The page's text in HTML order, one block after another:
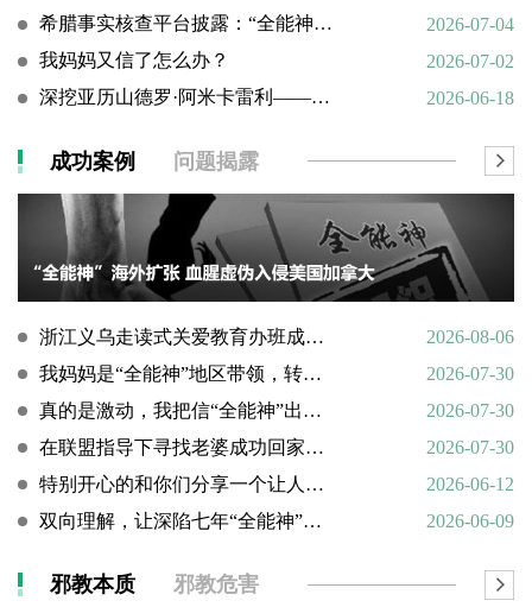
希腊事实核查平台披露：“全能神”邪教借AI技术向欧洲渗透
2026-07-04
我妈妈又信了怎么办？
2026-07-02
深挖亚历山德罗·阿米卡雷利——一个邪教组织的国际帮凶
2026-06-18
成功案例 问题揭露
浙江义乌走读式关爱教育办班成功转化9名“全能神”“全范围教会”等邪教人员
2026-08-06
我妈妈是“全能神”地区带领，转化情况好转
2026-07-30
真的是激动，我把信“全能神”出走的老婆找了回来
2026-07-30
在联盟指导下寻找老婆成功回家回顾
2026-07-30
特别开心的和你们分享一个让人欣慰的好消息
2026-06-12
双向理解，让深陷七年“全能神”的母亲彻底醒悟
2026-06-09
邪教本质 邪教危害